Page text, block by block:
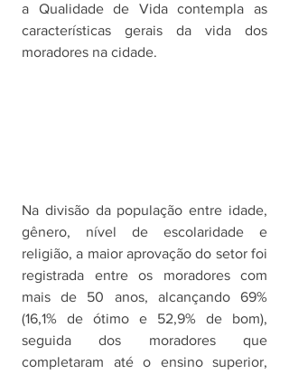
a Qualidade de Vida contempla as
características gerais da vida dos
moradores na cidade.
Na divisão da população entre idade,
gênero, nível de escolaridade e
religião, a maior aprovação do setor foi
registrada entre os moradores com
mais de 50 anos, alcançando 69%
(16,1% de ótimo e 52,9% de bom),
seguida dos moradores que
completaram até o ensino superior,